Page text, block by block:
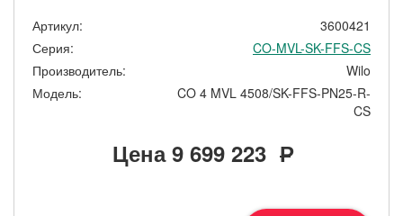
Артикул:
3600421
Серия:
CO-MVL-SK-FFS-CS
Производитель:
Wilo
Модель:
CO 4 MVL 4508/SK-FFS-PN25-R-
CS
Цена9 699 223 Р